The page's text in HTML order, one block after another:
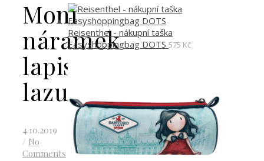
Moni
náramek
lapis
lazuli
4.10.2019
/ No
Comments
Reisenthel - nákupní taška
Easyshoppingbag DOTS 575 Kč